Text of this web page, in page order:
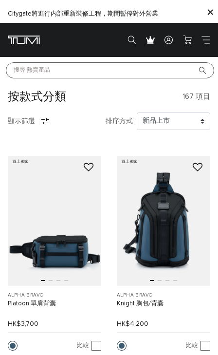
Citygate將進行内部重新裝修工程，期間暫停對外營業
搜尋 熱賣產品
按款式分類 167 項目
顯示篩選 排序方式:
線上獨家
ALPHA BRAVO
Platoon 單肩背囊
HK$3,700
比較
線上獨家
ALPHA BRAVO
Knight 胸包/背囊
HK$4,200
比較